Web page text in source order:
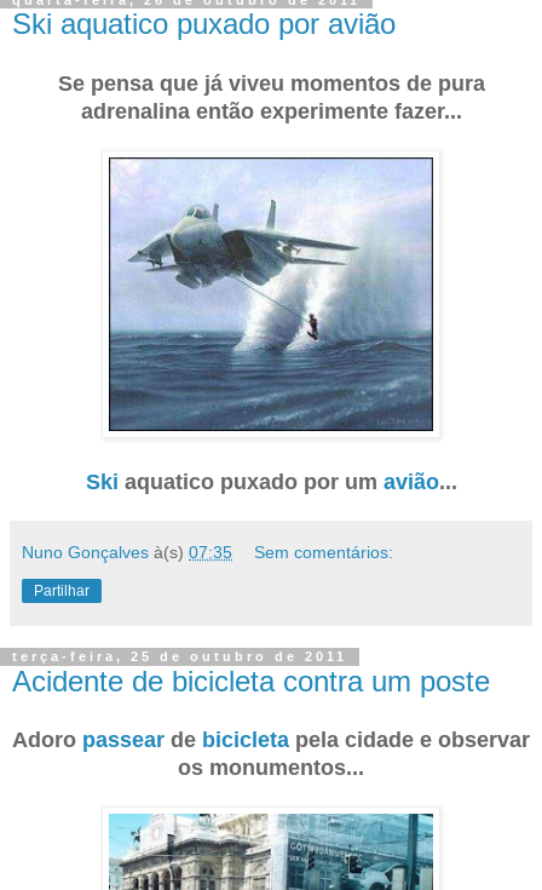
Ski aquatico puxado por avião
Se pensa que já viveu momentos de pura
adrenalina então experimente fazer...
Ski aquatico puxado por um avião...
Nuno Gonçalves à(s) 07:35 Sem comentários:
Partilhar
terça-feira, 25 de outubro de 2011
Acidente de bicicleta contra um poste
Adoro passear de bicicleta pela cidade e observar
os monumentos...